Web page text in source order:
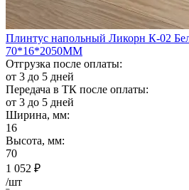
Плинтус напольный Ликорн К-02
70*16*2050ММ
Отгрузка после оплаты:
от 3 до 5 дней
Передача в ТК после оплаты:
от 3 до 5 дней
Ширина, мм:
16
Высота, мм:
70
1 052 ₽
/шт